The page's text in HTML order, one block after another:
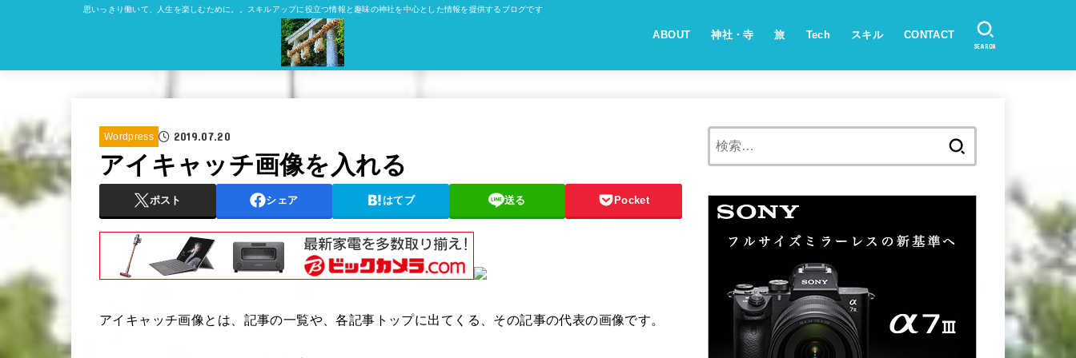
思いっきり働いて、人生を楽しむために。。スキルアップに役立つ情報と趣味の神社を中心とした情報を提供するブログです
ABOUT 神社・寺 旅 Tech スキル CONTACT
SEARCH
Wordpress 2019.07.20
アイキャッチ画像を入れる
ポスト シェア はてブ 送る Pocket
アイキャッチ画像とは、記事の一覧や、各記事トップに出てくる、その記事の代表の画像です。